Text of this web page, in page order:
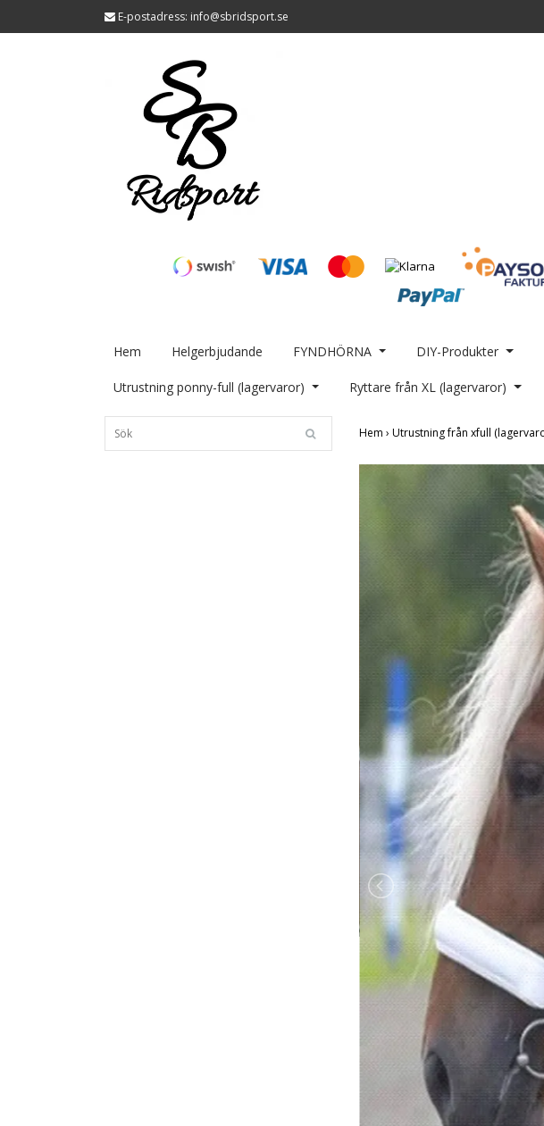
E-postadress: info@sbridsport.se
Hem Helgerbjudande FYNDHÖRNA DIY-Produkter
Utrustning ponny-full (lagervaror) Ryttare från XL (lagervaror)
Hem › Utrustning från xfull